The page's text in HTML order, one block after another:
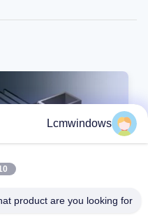
Lcmwindows
product are you looking for?